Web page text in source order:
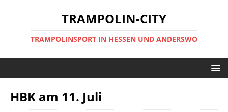
TRAMPOLIN-CITY
TRAMPOLINSPORT IN HESSEN UND ANDERSWO
HBK am 11. Juli